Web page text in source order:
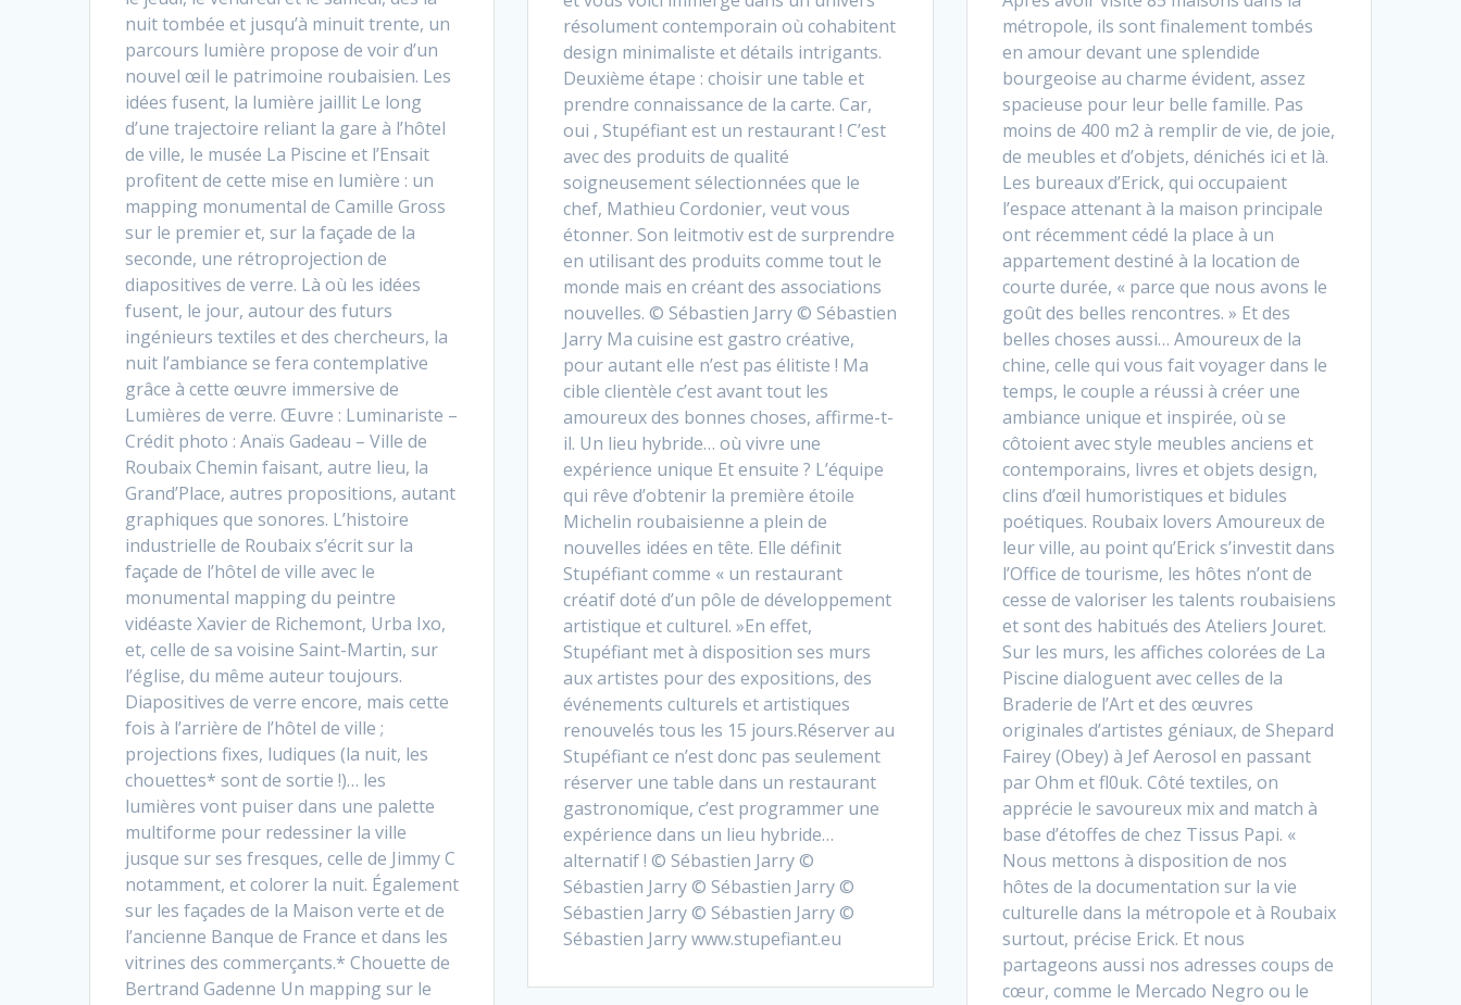
nuit tombée et jusqu’à minuit trente, un
parcours lumière propose de voir d’un
nouvel œil le patrimoine roubaisien. Les
idées fusent, la lumière jaillit Le long
d’une trajectoire reliant la gare à l’hôtel
de ville, le musée La Piscine et l’Ensait
profitent de cette mise en lumière : un
mapping monumental de Camille Gross
sur le premier et, sur la façade de la
seconde, une rétroprojection de
diapositives de verre. Là où les idées
fusent, le jour, autour des futurs
ingénieurs textiles et des chercheurs, la
nuit l’ambiance se fera contemplative
grâce à cette œuvre immersive de
Lumières de verre. Œuvre : Luminariste –
Crédit photo : Anaïs Gadeau – Ville de
Roubaix Chemin faisant, autre lieu, la
Grand’Place, autres propositions, autant
graphiques que sonores. L’histoire
industrielle de Roubaix s’écrit sur la
façade de l’hôtel de ville avec le
monumental mapping du peintre
vidéaste Xavier de Richemont, Urba Ixo,
et, celle de sa voisine Saint-Martin, sur
l’église, du même auteur toujours.
Diapositives de verre encore, mais cette
fois à l’arrière de l’hôtel de ville ;
projections fixes, ludiques (la nuit, les
chouettes* sont de sortie !)… les
lumières vont puiser dans une palette
multiforme pour redessiner la ville
jusque sur ses fresques, celle de Jimmy C
notamment, et colorer la nuit. Également
sur les façades de la Maison verte et de
l’ancienne Banque de France et dans les
vitrines des commerçants.* Chouette de
Bertrand Gadenne Un mapping sur le
résolument contemporain où cohabitent
design minimaliste et détails intrigants.
Deuxième étape : choisir une table et
prendre connaissance de la carte. Car,
oui , Stupéfiant est un restaurant ! C’est
avec des produits de qualité
soigneusement sélectionnées que le
chef, Mathieu Cordonier, veut vous
étonner. Son leitmotiv est de surprendre
en utilisant des produits comme tout le
monde mais en créant des associations
nouvelles. © Sébastien Jarry © Sébastien
Jarry Ma cuisine est gastro créative,
pour autant elle n’est pas élitiste ! Ma
cible clientèle c’est avant tout les
amoureux des bonnes choses, affirme-t-
il. Un lieu hybride… où vivre une
expérience unique Et ensuite ? L’équipe
qui rêve d’obtenir la première étoile
Michelin roubaisienne a plein de
nouvelles idées en tête. Elle définit
Stupéfiant comme « un restaurant
créatif doté d’un pôle de développement
artistique et culturel. »En effet,
Stupéfiant met à disposition ses murs
aux artistes pour des expositions, des
événements culturels et artistiques
renouvelés tous les 15 jours.Réserver au
Stupéfiant ce n’est donc pas seulement
réserver une table dans un restaurant
gastronomique, c’est programmer une
expérience dans un lieu hybride…
alternatif ! © Sébastien Jarry ©
Sébastien Jarry © Sébastien Jarry ©
Sébastien Jarry © Sébastien Jarry ©
Sébastien Jarry www.stupefiant.eu
métropole, ils sont finalement tombés
en amour devant une splendide
bourgeoise au charme évident, assez
spacieuse pour leur belle famille. Pas
moins de 400 m2 à remplir de vie, de joie,
de meubles et d’objets, dénichés ici et là.
Les bureaux d’Erick, qui occupaient
l’espace attenant à la maison principale
ont récemment cédé la place à un
appartement destiné à la location de
courte durée, « parce que nous avons le
goût des belles rencontres. » Et des
belles choses aussi… Amoureux de la
chine, celle qui vous fait voyager dans le
temps, le couple a réussi à créer une
ambiance unique et inspirée, où se
côtoient avec style meubles anciens et
contemporains, livres et objets design,
clins d’œil humoristiques et bidules
poétiques. Roubaix lovers Amoureux de
leur ville, au point qu’Erick s’investit dans
l’Office de tourisme, les hôtes n’ont de
cesse de valoriser les talents roubaisiens
et sont des habitués des Ateliers Jouret.
Sur les murs, les affiches colorées de La
Piscine dialoguent avec celles de la
Braderie de l’Art et des œuvres
originales d’artistes géniaux, de Shepard
Fairey (Obey) à Jef Aerosol en passant
par Ohm et fl0uk. Côté textiles, on
apprécie le savoureux mix and match à
base d’étoffes de chez Tissus Papi. «
Nous mettons à disposition de nos
hôtes de la documentation sur la vie
culturelle dans la métropole et à Roubaix
surtout, précise Erick. Et nous
partageons aussi nos adresses coups de
cœur, comme le Mercado Negro ou le